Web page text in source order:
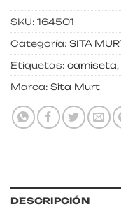
SKU: 164501
Categoría: SITA
Etiquetas: camiseta,
Marca: Sita Murt
DESCRIPCIÓN